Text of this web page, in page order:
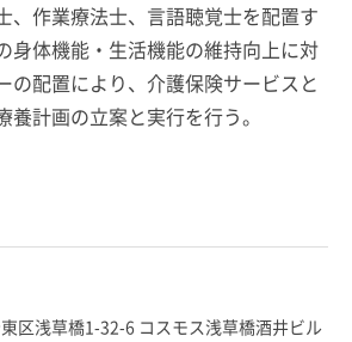
、作業療法士、言語聴覚士を配置す
身体機能・生活機能の維持向上に対
の配置により、介護保険サービスと
養計画の立案と実行を行う。
区浅草橋1-32-6 コスモス浅草橋酒井ビル